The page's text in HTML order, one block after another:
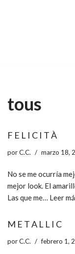
tous
F E L I C I T À
porC.C. marzo 18,
No se me ocurría
mejor look. El
Las que me… Leer
M E T A L L I C
porC.C. febrero 1,